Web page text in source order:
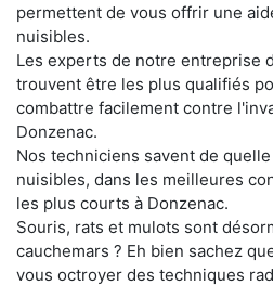
permettent de vous offrir une
nuisibles.
Les experts de notre entreprise
trouvent être les plus qualifiés
combattre facilement contre
Donzenac.
Nos techniciens savent de
nuisibles, dans les meilleures
les plus courts à Donzenac.
Souris, rats et mulots sont
cauchemars ? Eh bien sachez
vous octroyer des techniques